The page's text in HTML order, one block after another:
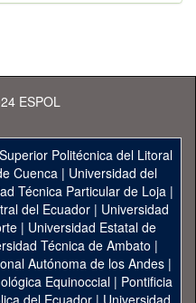
ESPOL
Politécnica del Litoral
Cuenca| Universidad del
Técnica Particular de Loja|
del Ecuador| Universidad
| Universidad Estatal de
Técnica de Ambato |
Autónoma de los Andes|
Equinoccial| Pontificia
del Ecuador | Universidad